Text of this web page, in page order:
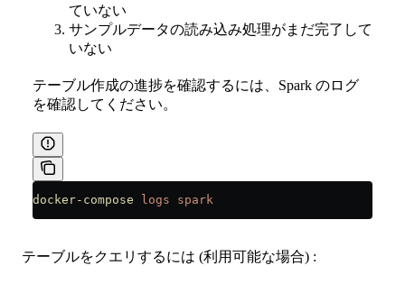
ていない
サンプルデータの読み込み処理がまだ完了して
いない
テーブル作成の進捗を確認するには、Spark のログ
を確認してください。
docker-compose logs spark
テーブルをクエリするには (利用可能な場合) :